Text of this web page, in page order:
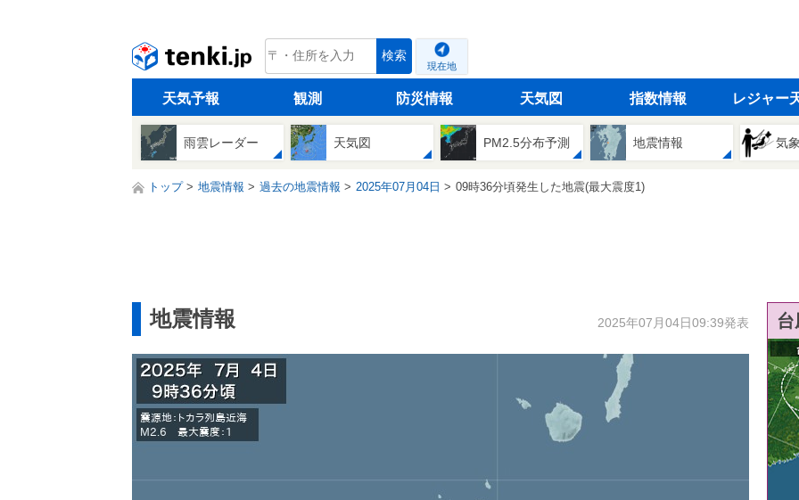
tenki.jp 検索
現在地
天気予報 観測 防災情報 天気図 指数情報 レジャー
雨雲レーダー 天気図 PM2.5分布予測 地震情報 気
トップ 地震情報 過去の地震情報 2025年07月04日 09時36分頃発生した地震(最大震度1)
地震情報 2025年07月04日09:39発表